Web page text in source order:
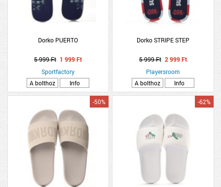
Dorko PUERTO
5 999 Ft 1 999 Ft
Sportfactory
A bolthoz
Info
Dorko STRIPE STEP
5 999 Ft 2 999 Ft
Playersroom
A bolthoz
Info
-50% -62%